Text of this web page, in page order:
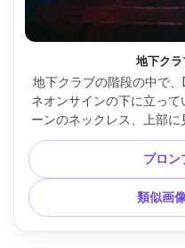
地下ク
地下クラブの階段の中で
ネオンサインの下に立っ
ーンのネックレス、上部に
いた垂直パーティーポス
ザラザラしたコンクリー
明、Sony A7III で撮影、
イン、映画のような緊張
被写体の焦点、高解像度
し
プロン
類似画